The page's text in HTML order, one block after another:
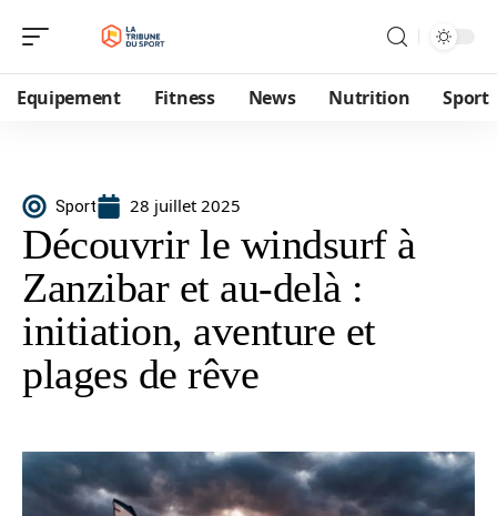
Equipement Fitness News Nutrition Sport
Sport 28 juillet 2025
Découvrir le windsurf à
Zanzibar et au-delà :
initiation, aventure et
plages de rêve